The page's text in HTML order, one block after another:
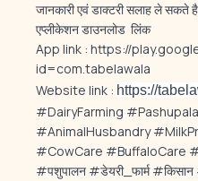
जानकारी एवं डाक्टरी सलाह ले
एप्लीकेशन डाउनलोड लिंक
App link : https://
id=com.tabelawala
Website link : https://
#DairyFarming
#AnimalHusbandry
#CowCare #BuffaloCare
#पशुपालन #डेयरी_फार्म